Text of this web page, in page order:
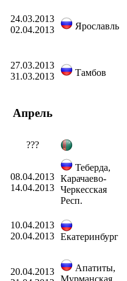
24.03.2013
02.04.2013
Ярославль
27.03.2013
31.03.2013
Тамбов
Апрель
???
08.04.2013
14.04.2013
Теберда,
Карачаево-
Черкесская
Респ.
10.04.2013
20.04.2013 Екатеринбург
20.04.2013
Апатиты,
Мурманская